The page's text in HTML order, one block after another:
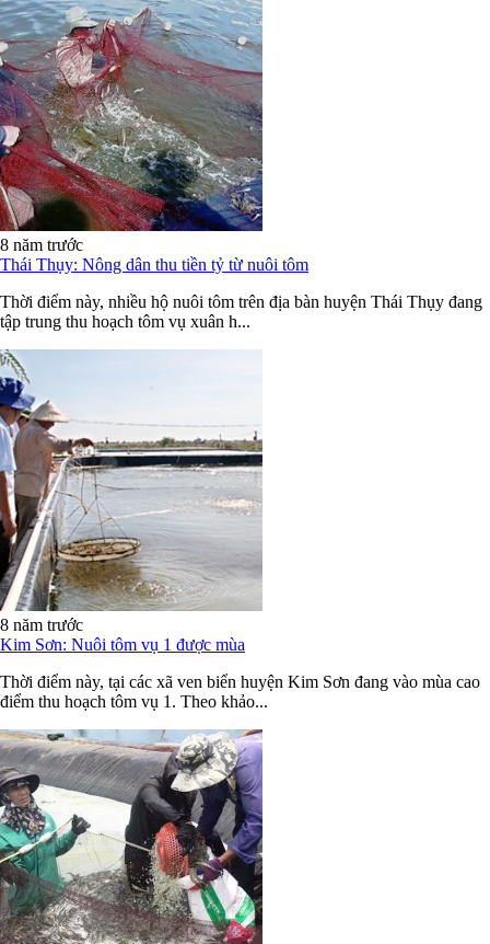
8 năm trước
Thái Thụy: Nông dân thu tiền tỷ từ nuôi tôm
Thời điểm này, nhiều hộ nuôi tôm trên địa bàn huyện Thái Thụy đang
tập trung thu hoạch tôm vụ xuân h...
8 năm trước
Kim Sơn: Nuôi tôm vụ 1 được mùa
Thời điểm này, tại các xã ven biển huyện Kim Sơn đang vào mùa cao
điểm thu hoạch tôm vụ 1. Theo khảo...